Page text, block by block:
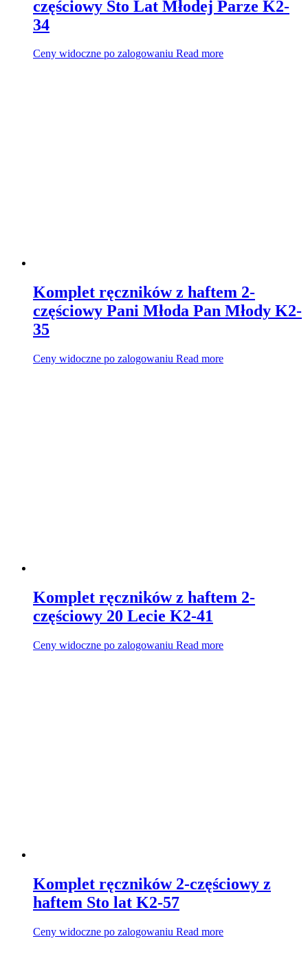
częściowy Sto Lat Młodej Parze K2-
34
Ceny widoczne po zalogowaniu Read more
Komplet ręczników z haftem 2-
częściowy Pani Młoda Pan Młody K2-
35
Ceny widoczne po zalogowaniu Read more
Komplet ręczników z haftem 2-
częściowy 20 Lecie K2-41
Ceny widoczne po zalogowaniu Read more
Komplet ręczników 2-częściowy z
haftem Sto lat K2-57
Ceny widoczne po zalogowaniu Read more